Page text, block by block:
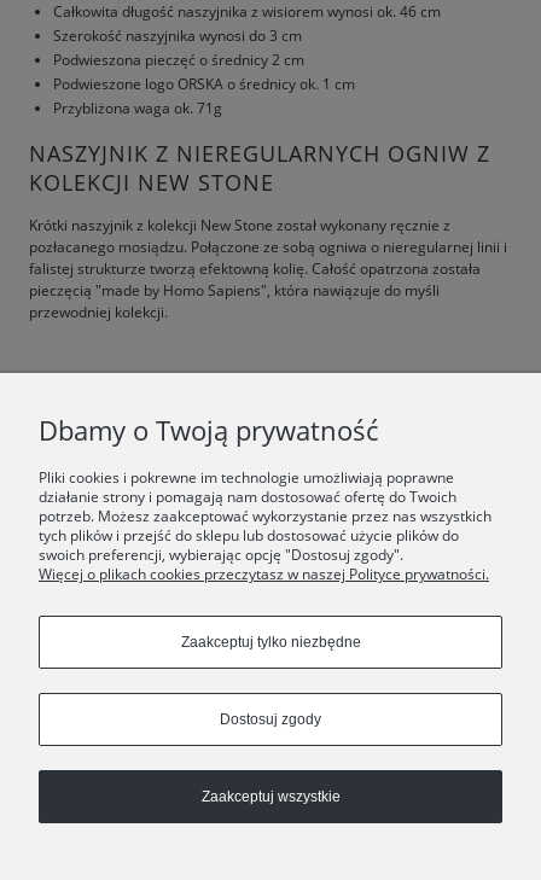
Całkowita długość naszyjnika z wisiorem wynosi ok. 46 cm
Szerokość naszyjnika wynosi do 3 cm
Podwieszona pieczęć o średnicy 2 cm
Podwieszone logo ORSKA o średnicy ok. 1 cm
Przybliżona waga ok. 71g
NASZYJNIK Z NIEREGULARNYCH OGNIW Z
KOLEKCJI NEW STONE
Krótki naszyjnik z kolekcji New Stone został wykonany ręcznie z
pozłacanego mosiądzu. Połączone ze sobą ogniwa o nieregularnej linii i
falistej strukturze tworzą efektowną kolię. Całość opatrzona została
pieczęcią "made by Homo Sapiens", która nawiązuje do myśli
przewodniej kolekcji.
ŚWIAT ORSKA
Dołącz do nas:
Copyrights © 2024 - ORSKA
Dbamy o Twoją prywatność
Pliki cookies i pokrewne im technologie umożliwiają poprawne
działanie strony i pomagają nam dostosować ofertę do Twoich
potrzeb. Możesz zaakceptować wykorzystanie przez nas wszystkich
tych plików i przejść do sklepu lub dostosować użycie plików do
swoich preferencji, wybierając opcję "Dostosuj zgody".
Więcej o plikach cookies przeczytasz w naszej Polityce prywatności.
Zaakceptuj tylko niezbędne
Dostosuj zgody
Zaakceptuj wszystkie